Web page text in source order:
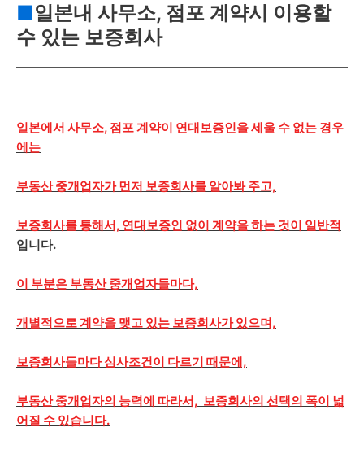
■일본내 사무소, 점포 계약시 이용할
수 있는 보증회사
일본에서 사무소, 점포 계약이 연대보증인을 세울 수 없는 경우
에는
부동산 중개업자가 먼저 보증회사를 알아봐 주고,
보증회사를 통해서, 연대보증인 없이 계약을 하는 것이 일반적
입니다.
이 부분은 부동산 중개업자들마다,
개별적으로 계약을 맺고 있는 보증회사가 있으며,
보증회사들마다 심사조건이 다르기 때문에,
부동산 중개업자의 능력에 따라서, 보증회사의 선택의 폭이 넓
어질 수 있습니다.